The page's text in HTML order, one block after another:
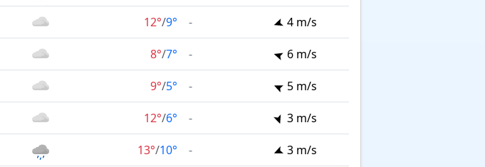
12°/9° - 4 m/s
8°/7° - 6 m/s
9°/5° - 5 m/s
12°/6° - 3 m/s
13°/10° - 3 m/s